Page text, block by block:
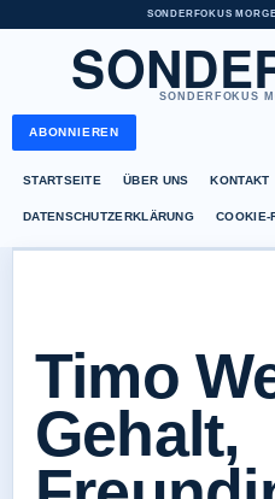
SONDERFOKUS
SONDERFOKUS
ABONNIEREN
STARTSEITE ÜBER UNS KONTAKT
DATENSCHUTZERKLÄRUNG COOKIE-
Timo
Gehalt,